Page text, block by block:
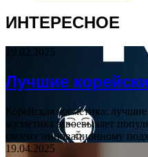
ИНТЕРЕСНОЕ
19.02.2025
Лучшие
Корейская косметика:
косметика завоевывает
своему инновационному
19.04.2025